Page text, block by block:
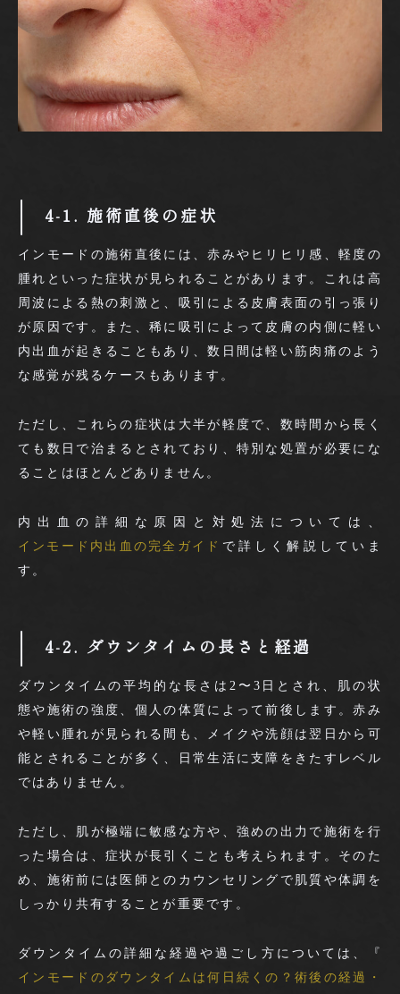
4-1. 施術直後の症状
インモードの施術直後には、赤みやヒリヒリ感、軽度の
腫れといった症状が見られることがあります。これは高
周波による熱の刺激と、吸引による皮膚表面の引っ張り
が原因です。また、稀に吸引によって皮膚の内側に軽い
内出血が起きることもあり、数日間は軽い筋肉痛のよう
な感覚が残るケースもあります。
ただし、これらの症状は大半が軽度で、数時間から長く
ても数日で治まるとされており、特別な処置が必要にな
ることはほとんどありません。
内出血の詳細な原因と対処法については、
インモード内出血の完全ガイド で詳しく解説していま
す。
4-2. ダウンタイムの長さと経過
ダウンタイムの平均的な長さは2〜3日とされ、肌の状
態や施術の強度、個人の体質によって前後します。赤み
や軽い腫れが見られる間も、メイクや洗顔は翌日から可
能とされることが多く、日常生活に支障をきたすレベル
ではありません。
ただし、肌が極端に敏感な方や、強めの出力で施術を行
った場合は、症状が長引くことも考えられます。そのた
め、施術前には医師とのカウンセリングで肌質や体調を
しっかり共有することが重要です。
ダウンタイムの詳細な経過や過ごし方については、『
インモードのダウンタイムは何日続くの？術後の経過・